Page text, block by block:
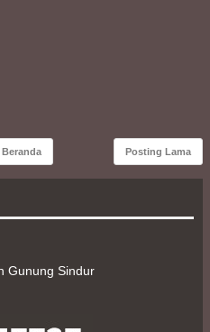
Posting Lama
Beranda
Gunung Sindur